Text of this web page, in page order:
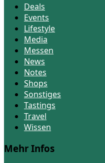
Deals
Events
Lifestyle
Media
Messen
News
Notes
Shops
Sonstiges
Tastings
Travel
Wissen
Mehr Infos